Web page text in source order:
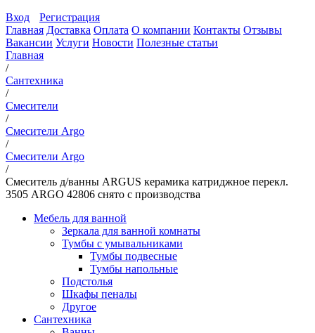
Вход
Регистрация
Главная Доставка Оплата О компании Контакты Отзывы
Вакансии Услуги Новости Полезные статьи
Главная
/
Сантехника
/
Смесители
/
Смесители Argo
/
Смесители Argo
/
Смеситель д/ванны ARGUS керамика катриджное перекл.
3505 ARGO 42806 снято с производства
Мебель для ванной
Зеркала для ванной комнаты
Тумбы с умывальниками
Тумбы подвесные
Тумбы напольные
Подстолья
Шкафы пеналы
Другое
Сантехника